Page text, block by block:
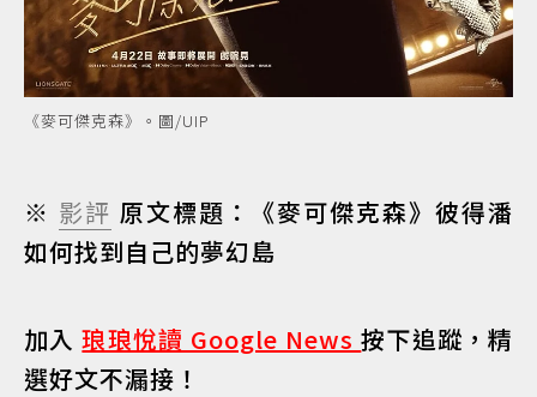
《麥可傑克森》。圖/UIP
※ 影評 原文標題：《麥可傑克森》彼得潘
如何找到自己的夢幻島
加入琅琅悅讀 Google News按下追蹤，精
選好文不漏接！